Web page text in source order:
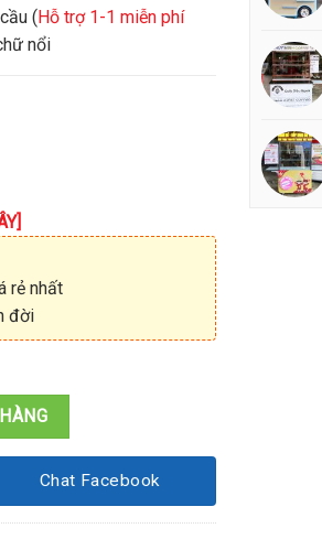
(Hỗ trợ 1-1 miễn phí
nổi
rẻ nhất
đời
Chat Facebook